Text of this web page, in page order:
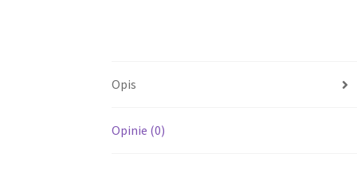
Opis
Opinie (0)